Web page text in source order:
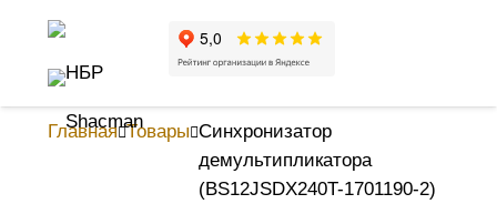
Главная Товары Синхронизатор
демультипликатора
(BS12JSDX240T-1701190-2)